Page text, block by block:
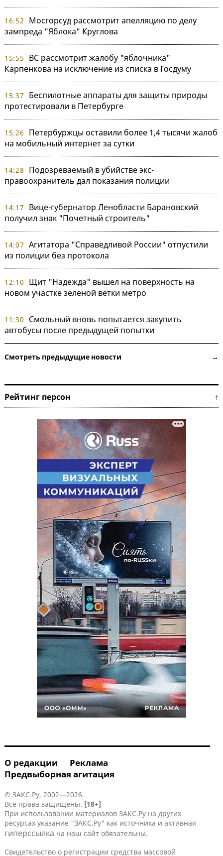
16:52
Мосгорсуд рассмотрит апелляцию по делу
зампреда "Яблока" Круглова
15:55
ВС рассмотрит жалобу "яблочника"
Карпенкова на исключение из списка в Госдуму
15:37
Беспилотные аппараты для защиты природы
протестировали в Петербурге
15:26
Петербуржцы оставили более 1,4 тысячи жалоб
на мобильный интернет за сутки
14:28
Подозреваемый в убийстве экс-
правоохранитель дал показания полиции
14:17
Вице-губернатор Ленобласти Барановский
получил знак "Почетный строитель"
14:07 Агитатора "Справедливой России" отпустили
из полиции без протокола
12:10
Щит "Надежда" вышел на поверхность на
новом участке зеленой ветки метро
11:30
Смольный вновь попытается закупить
автобусы после предыдущей попытки
Смотреть предыдущие новости →
Рейтинг персон ↑
О редакции
Реклама
Предвыборная агитация
© ЗАКС.Ру, 2002—2026.
Все права защищены. [18+]
При использовании материалов ЗАКС.Ру на других
ресурсах указание "ЗАКС.Ру" как источника и активная
гиперссылка на наш сайт обязательны.
Свидетельство о регистрации средства массовой